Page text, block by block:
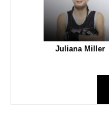
Juliana Miller